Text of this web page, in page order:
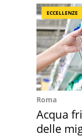
ECCELLENZE
Roma
Acqua
delle